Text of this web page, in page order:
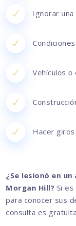
Ignorar
Vehículos
Hacer
¿Se lesionó en
Morgan Hill? Si
para conocer sus
consulta es